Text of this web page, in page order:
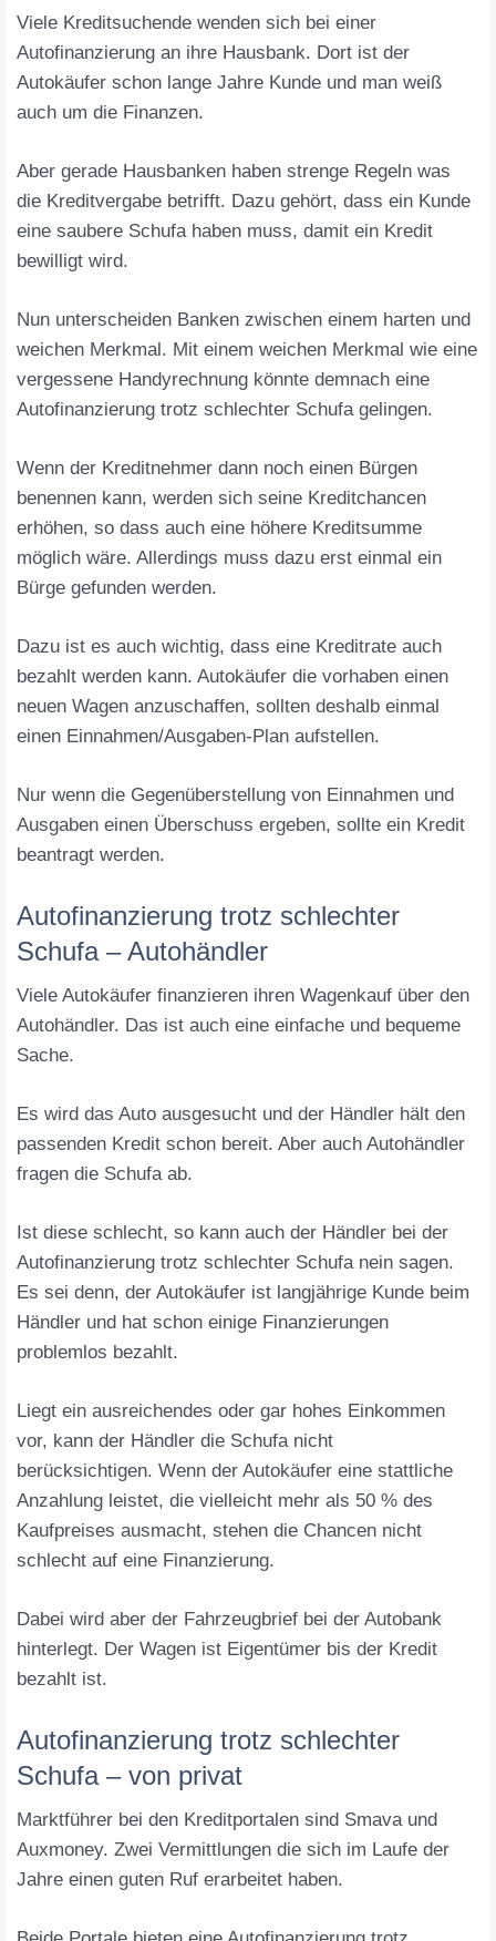
Viele Kreditsuchende wenden sich bei einer
Autofinanzierung an ihre Hausbank. Dort ist der
Autokäufer schon lange Jahre Kunde und man weiß
auch um die Finanzen.
Aber gerade Hausbanken haben strenge Regeln was
die Kreditvergabe betrifft. Dazu gehört, dass ein Kunde
eine saubere Schufa haben muss, damit ein Kredit
bewilligt wird.
Nun unterscheiden Banken zwischen einem harten und
weichen Merkmal. Mit einem weichen Merkmal wie eine
vergessene Handyrechnung könnte demnach eine
Autofinanzierung trotz schlechter Schufa gelingen.
Wenn der Kreditnehmer dann noch einen Bürgen
benennen kann, werden sich seine Kreditchancen
erhöhen, so dass auch eine höhere Kreditsumme
möglich wäre. Allerdings muss dazu erst einmal ein
Bürge gefunden werden.
Dazu ist es auch wichtig, dass eine Kreditrate auch
bezahlt werden kann. Autokäufer die vorhaben einen
neuen Wagen anzuschaffen, sollten deshalb einmal
einen Einnahmen/Ausgaben-Plan aufstellen.
Nur wenn die Gegenüberstellung von Einnahmen und
Ausgaben einen Überschuss ergeben, sollte ein Kredit
beantragt werden.
Autofinanzierung trotz schlechter
Schufa – Autohändler
Viele Autokäufer finanzieren ihren Wagenkauf über den
Autohändler. Das ist auch eine einfache und bequeme
Sache.
Es wird das Auto ausgesucht und der Händler hält den
passenden Kredit schon bereit. Aber auch Autohändler
fragen die Schufa ab.
Ist diese schlecht, so kann auch der Händler bei der
Autofinanzierung trotz schlechter Schufa nein sagen.
Es sei denn, der Autokäufer ist langjährige Kunde beim
Händler und hat schon einige Finanzierungen
problemlos bezahlt.
Liegt ein ausreichendes oder gar hohes Einkommen
vor, kann der Händler die Schufa nicht
berücksichtigen. Wenn der Autokäufer eine stattliche
Anzahlung leistet, die vielleicht mehr als 50 % des
Kaufpreises ausmacht, stehen die Chancen nicht
schlecht auf eine Finanzierung.
Dabei wird aber der Fahrzeugbrief bei der Autobank
hinterlegt. Der Wagen ist Eigentümer bis der Kredit
bezahlt ist.
Autofinanzierung trotz schlechter
Schufa – von privat
Marktführer bei den Kreditportalen sind Smava und
Auxmoney. Zwei Vermittlungen die sich im Laufe der
Jahre einen guten Ruf erarbeitet haben.